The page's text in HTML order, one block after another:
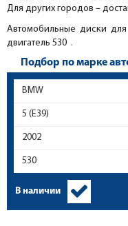
Для других городов –
Автомобильные диски для
двигатель 530 .
Подбор по марке
В наличии